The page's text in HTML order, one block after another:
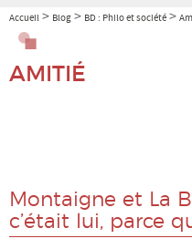
Alimentation
Culture, médias
Démocratie, gouvernances
Accueil > Blog > BD : Philo et société >
AMITIÉ
Montaigne et La
c’était lui, parce